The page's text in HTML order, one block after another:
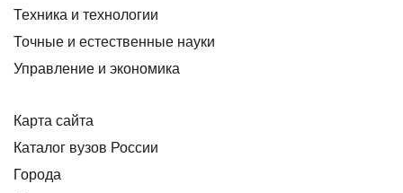
Техника и технологии
Точные и естественные науки
Управление и экономика
Карта сайта
Каталог вузов России
Города